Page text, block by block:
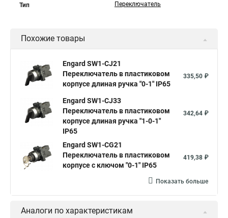
Тип Переключатель
Похожие товары
Engard SW1-CJ21
Переключатель в пластиковом
корпусе длиная ручка "0-1" IP65
335,50 ₽
Engard SW1-CJ33
Переключатель в пластиковом
корпусе длиная ручка "1-0-1"
IP65
342,64 ₽
Engard SW1-CG21
Переключатель в пластиковом
корпусе с ключом "0-1" IP65
419,38 ₽
Показать больше
Аналоги по характеристикам